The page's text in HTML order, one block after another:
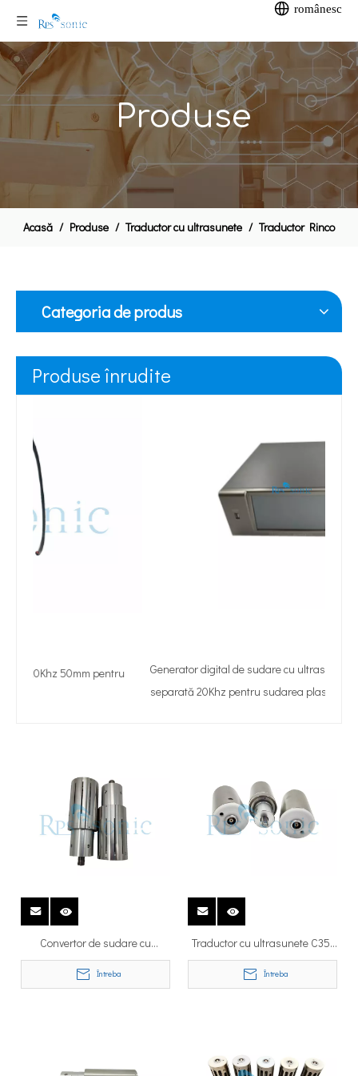
românesc
Produse
Acasă / Produse / Traductor cu ultrasunete / Traductor Rinco
Categoria de produs
Produse înrudite
Generator digital de sudare cu ultrasunete cu excitație
separată 20Khz pentru sudarea plasticului
Convertor de sudare cu
ultrasunete Rinco C20-12 cu
deschidere
Întreba
detalii
Traductor cu ultrasunete C35-
10 Rinco 35Khz Fabricat în
ChinaÎntreba